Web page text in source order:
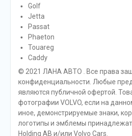
Golf
Jetta
Passat
Phaeton
Touareg
Caddy
© 2021 ЛАНА АВТО . Все права
конфиденциальности. Любые
являются публичной офертой.
фотографии VOLVO, если на
иное, демонстрируемые знаки,
логотипы и эмблемы
Holding AB и/или Volvo Cars.